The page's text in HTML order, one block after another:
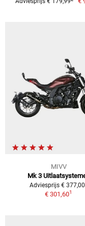
MIVV
Mk 3
Adviesprijs € 377,00
€ 301,601